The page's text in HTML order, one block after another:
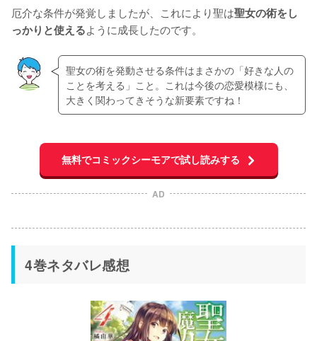
厄介な条件が発覚しましたが、これにより聖は聖女の術をし
っかりと使えるように成長したのです。
聖女の術を発動させる条件はまさかの「好きな人の
ことを考える」こと。これは今後の恋愛模様にも、
大きく関わってきそうな新要素ですね！
無料でコミックシーモアで試し読みする
AD
4巻ネタバレ感想